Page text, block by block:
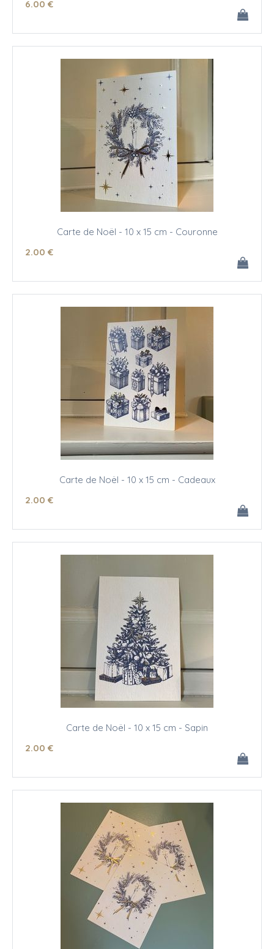
6.00 €
Carte de Noël - 10 x 15 cm - Couronne
2.00 €
Carte de Noël - 10 x 15 cm - Cadeaux
2.00 €
Carte de Noël - 10 x 15 cm - Sapin
2.00 €